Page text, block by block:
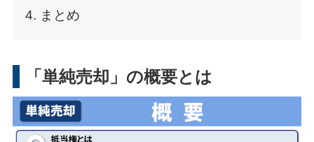
4. まとめ
「単純売却」の概要とは